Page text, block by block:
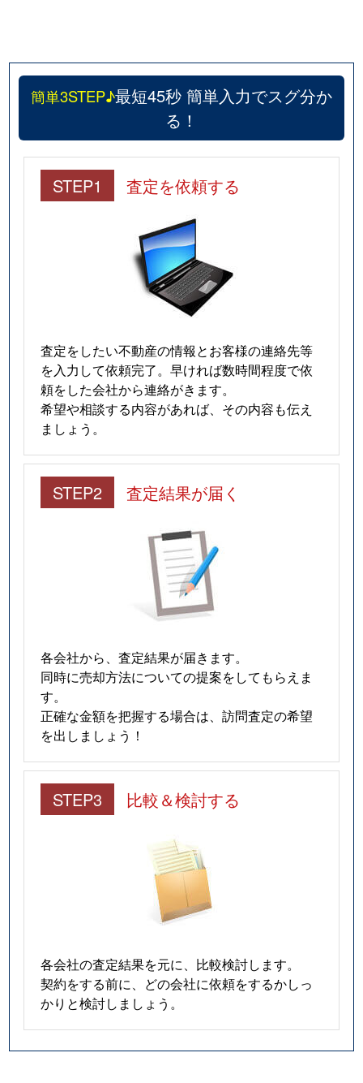
簡単3STEP♪最短45秒 簡単入力でスグ分か
る！
STEP1 査定を依頼する
査定をしたい不動産の情報とお客様の連絡先等
を入力して依頼完了。早ければ数時間程度で依
頼をした会社から連絡がきます。
希望や相談する内容があれば、その内容も伝え
ましょう。
STEP2 査定結果が届く
各会社から、査定結果が届きます。
同時に売却方法についての提案をしてもらえま
す。
正確な金額を把握する場合は、訪問査定の希望
を出しましょう！
STEP3 比較＆検討する
各会社の査定結果を元に、比較検討します。
契約をする前に、どの会社に依頼をするかしっ
かりと検討しましょう。